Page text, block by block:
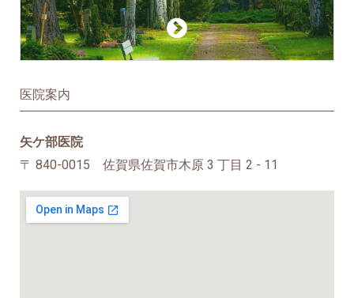
医院案内
矢ケ部医院
〒 840-0015 佐賀県佐賀市木原 3 丁目 2 - 11